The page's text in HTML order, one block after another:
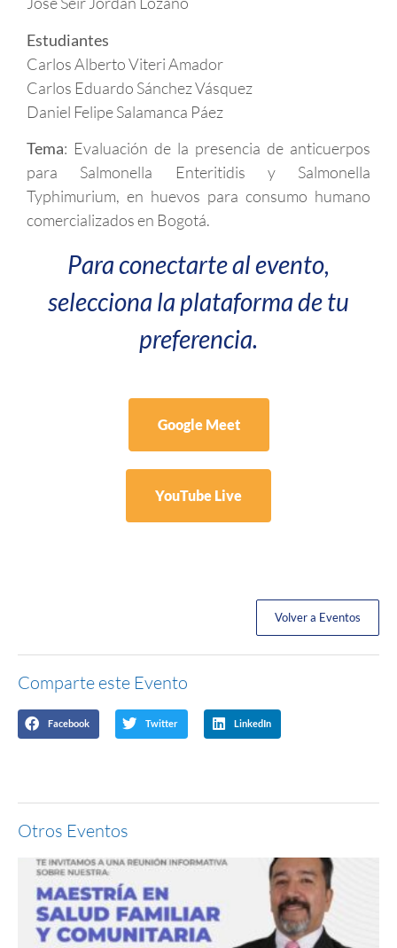
Estudiantes
Carlos Alberto Viteri Amador
Carlos Eduardo Sánchez Vásquez
Daniel Felipe Salamanca Páez
Tema: Evaluación de la presencia de anticuerpos
para Salmonella Enteritidis y Salmonella
Typhimurium, en huevos para consumo humano
comercializados en Bogotá.
Para conectarte al evento,
selecciona la plataforma de tu
preferencia.
Google Meet
YouTube Live
Volver a Eventos
Comparte este Evento
Facebook Twitter LinkedIn
Otros Eventos